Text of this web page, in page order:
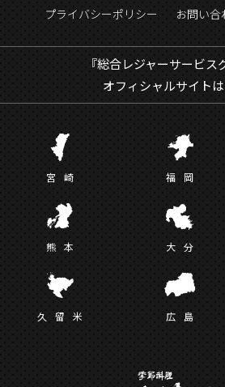
プライバシーポリシー
お問い合
『総合レジャーサービス
オフィシャルサイト
宮 崎 福 岡
熊 本 大 分
久留 米 広 島